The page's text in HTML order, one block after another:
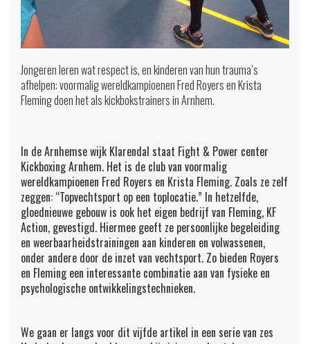
Jongeren leren wat respect is, en kinderen van hun trauma’s
afhelpen: voormalig wereldkampioenen Fred Royers en Krista
Fleming doen het als kickbokstrainers in Arnhem.
In de Arnhemse wijk Klarendal staat Fight & Power center
Kickboxing Arnhem. Het is de club van voormalig
wereldkampioenen Fred Royers en Krista Fleming. Zoals ze zelf
zeggen: “Topvechtsport op een toplocatie.” In hetzelfde,
gloednieuwe gebouw is ook het eigen bedrijf van Fleming, KF
Action, gevestigd. Hiermee geeft ze persoonlijke begeleiding
en weerbaarheidstrainingen aan kinderen en volwassenen,
onder andere door de inzet van vechtsport. Zo bieden Royers
en Fleming een interessante combinatie aan van fysieke en
psychologische ontwikkelingstechnieken.
We gaan er langs voor dit vijfde artikel in een serie van zes